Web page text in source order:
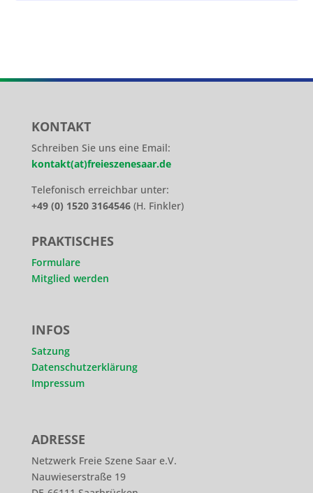
KONTAKT
Schreiben Sie uns eine Email:
kontakt(at)freieszenesaar.de
Telefonisch erreichbar unter:
+49 (0) 1520 3164546(H. Finkler)
PRAKTISCHES
Formulare
Mitglied werden
INFOS
Satzung
Datenschutzerklärung
Impressum
ADRESSE
Netzwerk Freie Szene Saar e.V.
Nauwieserstraße 19